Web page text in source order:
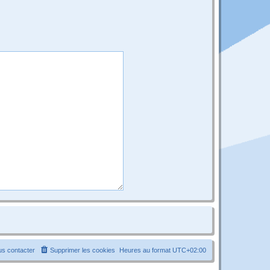
Heures au format UTC+02:00
Supprimer les cookies
contacter